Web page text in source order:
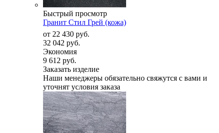
Быстрый просмотр
Гранит Стил Грей (кожа)
от 22 430 руб.
32 042 руб.
Экономия
9 612 руб.
Заказать изделие
Наши менеджеры обязательно свяжутся с вами и
уточнят условия заказа